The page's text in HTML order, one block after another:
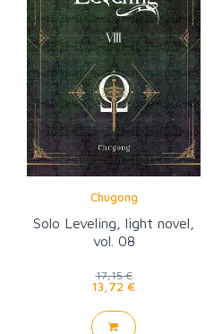
Chugong
Solo Leveling, light novel,
vol. 08
17,15 €
13,72 €